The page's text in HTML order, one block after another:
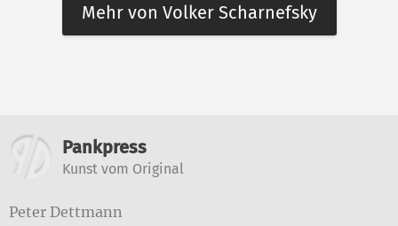
Mehr von Volker Scharnefsky
Weitere Informationen
Pankpress
Kunst vom Original
Peter Dettmann